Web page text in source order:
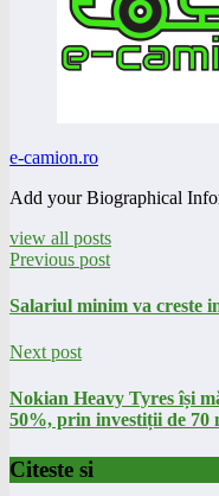
e-camion.ro
Add your Biographical
view all posts
Previous post
Salariul minim va creste
Next post
Nokian Heavy Tyres își
50%, prin investiții de 70
Citeste si